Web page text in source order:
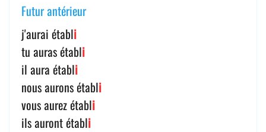
Futur antérieur
j'aurai établi
tu auras établi
il aura établi
nous aurons établi
vous aurez établi
ils auront établi